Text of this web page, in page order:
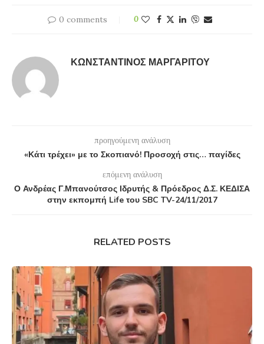
0 comments 0
ΚΩΝΣΤΑΝΤΊΝΟΣ ΜΑΡΓΑΡΊΤΟΥ
προηγούμενη ανάλυση
«Κάτι τρέχει» με το Σκοπιανό! Προσοχή στις… παγίδες
επόμενη ανάλυση
Ο Ανδρέας Γ.Μπανούτσος Ιδρυτής & Πρόεδρος Δ.Σ. ΚΕΔΙΣΑ
στην εκπομπή Life του SBC TV-24/11/2017
RELATED POSTS